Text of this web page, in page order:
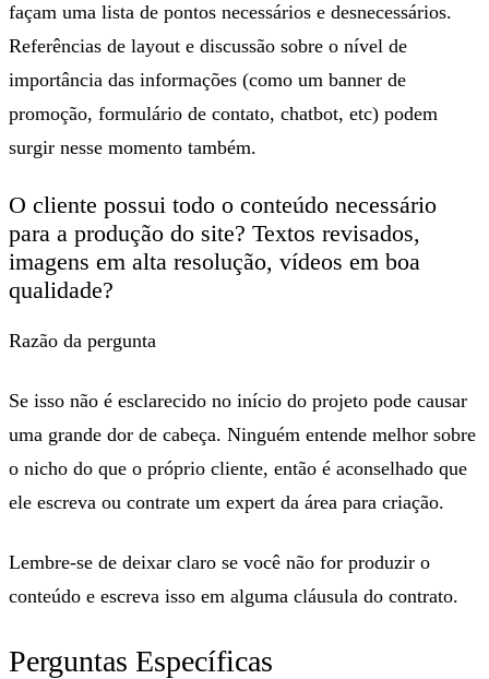
façam uma lista de pontos necessários e desnecessários.
Referências de layout e discussão sobre o nível de
importância das informações (como um banner de
promoção, formulário de contato, chatbot, etc) podem
surgir nesse momento também.
O cliente possui todo o conteúdo necessário
para a produção do site? Textos revisados,
imagens em alta resolução, vídeos em boa
qualidade?
Razão da pergunta
Se isso não é esclarecido no início do projeto pode causar
uma grande dor de cabeça. Ninguém entende melhor sobre
o nicho do que o próprio cliente, então é aconselhado que
ele escreva ou contrate um expert da área para criação.
Lembre-se de deixar claro se você não for produzir o
conteúdo e escreva isso em alguma cláusula do contrato.
Perguntas Específicas